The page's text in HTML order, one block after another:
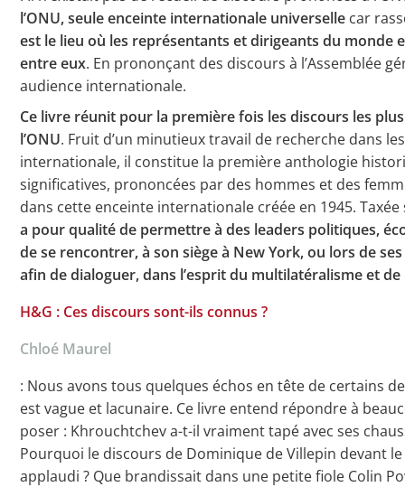
l’ONU, seule enceinte internationale universelle car
est le lieu où les représentants et dirigeants du
entre eux. En prononçant des discours à l’Assemblée
audience internationale.
Ce livre réunit pour la première fois les discours les
l’ONU. Fruit d’un minutieux travail de recherche dans
internationale, il constitue la première anthologie
significatives, prononcées par des hommes et des
dans cette enceinte internationale créée en 1945.
a pour qualité de permettre à des leaders politiques,
de se rencontrer, à son siège à New York, ou lors de
afin de dialoguer, dans l’esprit du multilatéralisme et
H&G : Ces discours sont-ils connus ?
Chloé Maurel
: Nous avons tous quelques échos en tête de certains
est vague et lacunaire. Ce livre entend répondre à
poser : Khrouchtchev a-t-il vraiment tapé avec ses
Pourquoi le discours de Dominique de Villepin devant
applaudi ? Que brandissait dans une petite fiole Colin